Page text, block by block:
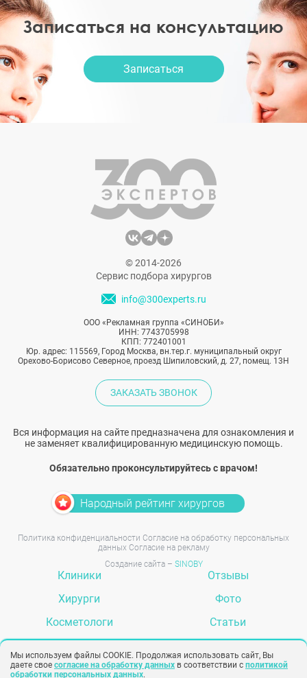
Записаться на консультацию
Записаться
© 2014-2026
Сервис подбора хирургов
info@300experts.ru
ООО «Рекламная группа «СИНОБИ»
ИНН: 7743705998
КПП: 772401001
Юр. адрес: 115569, Город Москва, вн.тер.г. муниципальный округ
Орехово-Борисово Северное, проезд Шипиловский, д. 27, помещ. 13Н
ЗАКАЗАТЬ ЗВОНОК
Вся информация на сайте предназначена для ознакомления и
не заменяет квалифицированную медицинскую помощь.
Обязательно проконсультируйтесь с врачом!
Народный рейтинг хирургов
Политика конфиденциальности Согласие на обработку персональных
данных Согласие на рекламу
Создание сайта – SINOBY
Клиники
Хирурги
Косметологи
Отзывы
Фото
Статьи
Мы используем файлы COOKIE. Продолжая использовать сайт, Вы
даете свое согласие на обработку данных в соответствии с политикой
обработки персональных данных.